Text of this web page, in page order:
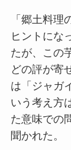
「郷土料
ヒントにな
たが、この
どの評が寄
は「ジャガ
いう考え方
た意味での
聞かれた。